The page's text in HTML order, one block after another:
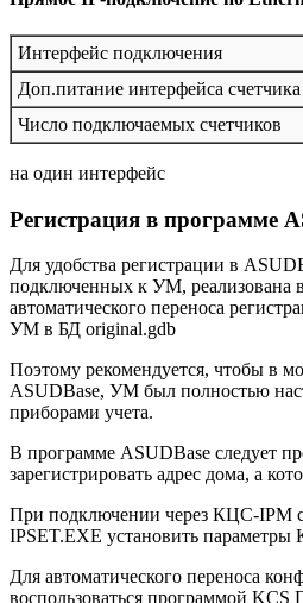
Интерфейс подключения
Доп.питание интерфейса счетчика
Число подключаемых счетчиков
на один интерфейс
Регистрация в программе
Для удобства регистрации в
подключенных к УМ, реализована
автоматического переноса
УМ в БД original.gdb
Поэтому рекомендуется, чтобы в
ASUDBase, УМ был полностью
приборами учета.
В программе ASUDBase следует
зарегистрировать адрес дома, а
При подключении через КЦС-IPM
IPSET.EXE установить
Для автоматического переноса
воспользоваться программой KCS